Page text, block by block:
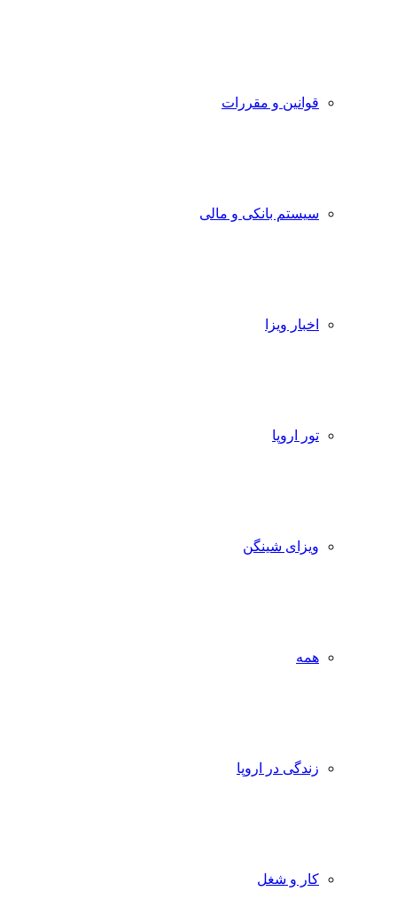
قوانین و مقررات
سیستم بانکی و مالی
اخبار ویزا
تور اروپا
ویزای شینگن
همه
زندگی در اروپا
کار و شغل